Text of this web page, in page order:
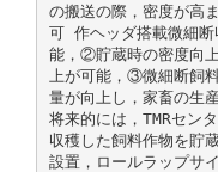
の搬送の際，密度が高
可 作ヘッダ搭載微細断
能，②貯蔵時の密度向
上が可能，③微細断飼
量が向上し，家畜の生
将来的には，TMRセン
収穫した飼料作物を貯
設置，ロールラップサ